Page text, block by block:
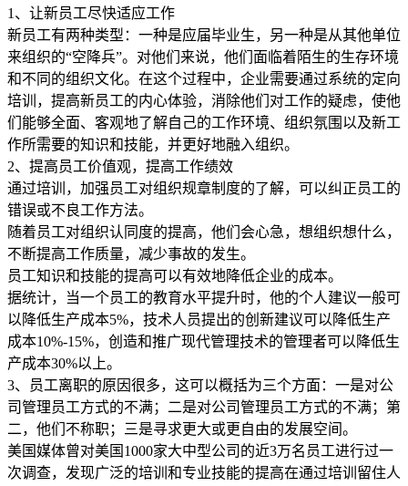
1、让新员工尽快适应工作
新员工有两种类型：一种是应届毕业生，另一种是从其他单位
来组织的“空降兵”。对他们来说，他们面临着陌生的生存环境
和不同的组织文化。在这个过程中，企业需要通过系统的定向
培训，提高新员工的内心体验，消除他们对工作的疑虑，使他
们能够全面、客观地了解自己的工作环境、组织氛围以及新工
作所需要的知识和技能，并更好地融入组织。
2、提高员工价值观，提高工作绩效
通过培训，加强员工对组织规章制度的了解，可以纠正员工的
错误或不良工作方法。
随着员工对组织认同度的提高，他们会心急，想组织想什么，
不断提高工作质量，减少事故的发生。
员工知识和技能的提高可以有效地降低企业的成本。
据统计，当一个员工的教育水平提升时，他的个人建议一般可
以降低生产成本5%，技术人员提出的创新建议可以降低生产
成本10%-15%，创造和推广现代管理技术的管理者可以降低生
产成本30%以上。
3、员工离职的原因很多，这可以概括为三个方面：一是对公
司管理员工方式的不满；二是对公司管理员工方式的不满；第
二，他们不称职；三是寻求更大或更自由的发展空间。
美国媒体曾对美国1000家大中型公司的近3万名员工进行过一
次调查，发现广泛的培训和专业技能的提高在通过培训留住人